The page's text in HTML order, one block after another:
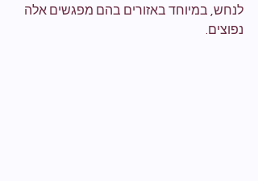
לנחש, במיוחד באזורים בהם מפגשים אלה
נפוצים.